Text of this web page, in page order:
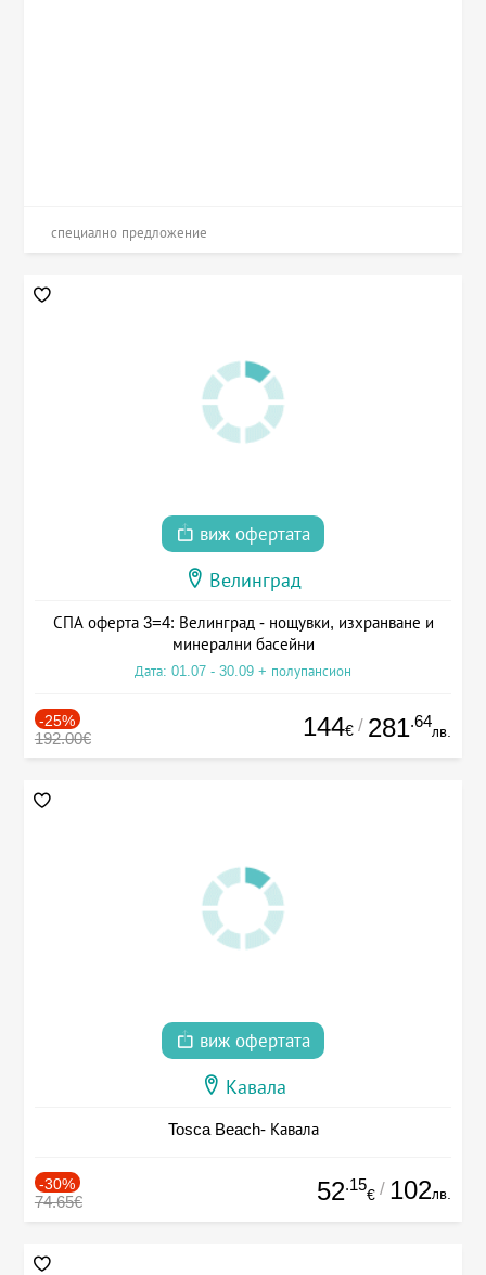
специално предложение
виж офертата
Велинград
СПА оферта 3=4: Велинград - нощувки, изхранване и
минерални басейни
Дата: 01.07 - 30.09 + полупансион
-25%
192.00€ 144€ / 281.64
лв.
виж офертата
Кавала
Tosca Beach- Кавала
-30%
74.65€ 52.15
€ / 102лв.